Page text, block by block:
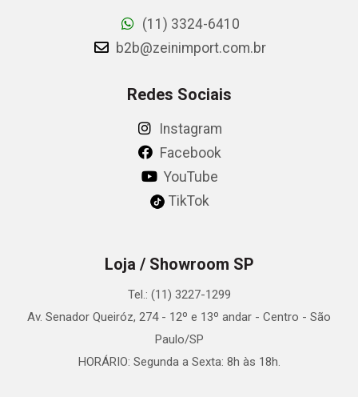
(11) 3324-6410
b2b@zeinimport.com.br
Redes Sociais
Instagram
Facebook
YouTube
TikTok
Loja / Showroom SP
Tel.: (11) 3227-1299
Av. Senador Queiróz, 274 - 12º e 13º andar - Centro - São
Paulo/SP
HORÁRIO: Segunda a Sexta: 8h às 18h.